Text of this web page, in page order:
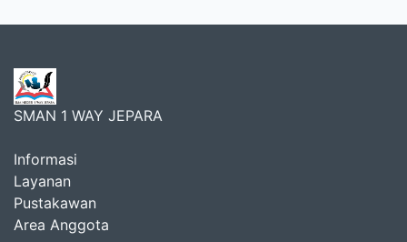
SMAN 1 WAY JEPARA
Informasi
Layanan
Pustakawan
Area Anggota